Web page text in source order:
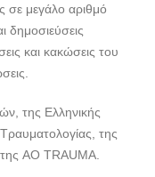
σε μεγάλο αριθμό
δημοσιεύσεις
και κακώσεις του
της Ελληνικής
της
AO TRAUMA.